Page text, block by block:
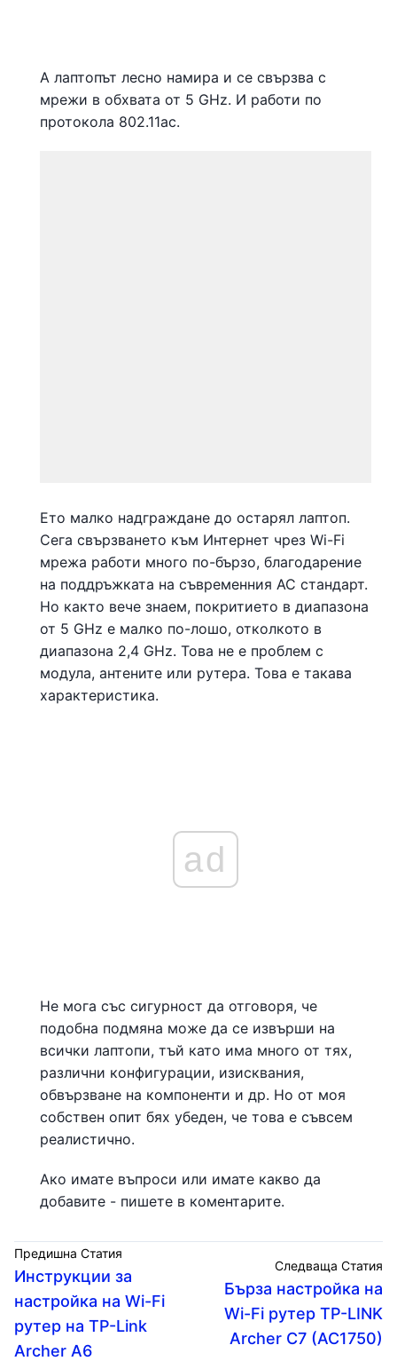
А лаптопът лесно намира и се свързва с
мрежи в обхвата от 5 GHz. И работи по
протокола 802.11ac.
Ето малко надграждане до остарял лаптоп.
Сега свързването към Интернет чрез Wi-Fi
мрежа работи много по-бързо, благодарение
на поддръжката на съвременния AC стандарт.
Но както вече знаем, покритието в диапазона
от 5 GHz е малко по-лошо, отколкото в
диапазона 2,4 GHz. Това не е проблем с
модула, антените или рутера. Това е такава
характеристика.
ad
Не мога със сигурност да отговоря, че
подобна подмяна може да се извърши на
всички лаптопи, тъй като има много от тях,
различни конфигурации, изисквания,
обвързване на компоненти и др. Но от моя
собствен опит бях убеден, че това е съвсем
реалистично.
Ако имате въпроси или имате какво да
добавите - пишете в коментарите.
Предишна Статия
Инструкции за
настройка на Wi-Fi
рутер на TP-Link
Archer A6
Следваща Статия
Бърза настройка на
Wi-Fi рутер TP-LINK
Archer C7 (AC1750)